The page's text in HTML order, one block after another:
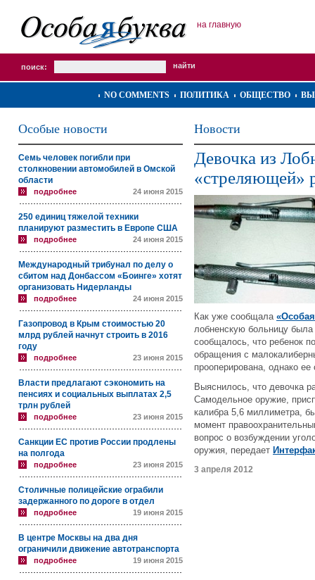
на главную
поиск:
NO COMMENTS ПОЛИТИКА ОБЩЕСТВО
Особые новости
Семь человек погибли при
столкновении автомобилей в Омской
области
подробнее 24 июня 2015
250 единиц тяжелой техники
планируют разместить в Европе США
подробнее 24 июня 2015
Международный трибунал по делу о
сбитом над Донбассом «Боинге» хотят
организовать Нидерланды
подробнее 24 июня 2015
Газопровод в Крым стоимостью 20
млрд рублей начнут строить в 2016
году
подробнее 23 июня 2015
Власти предлагают сэкономить на
пенсиях и социальных выплатах 2,5
трлн рублей
подробнее 23 июня 2015
Санкции ЕС против России продлены
на полгода
подробнее 23 июня 2015
Столичные полицейские ограбили
задержанного по дороге в отдел
подробнее 19 июня 2015
В центре Москвы на два дня
ограничили движение автотранспорта
подробнее 19 июня 2015
Новости
Девочка из
«стреляющей»
Как уже сообщала
лобненскую больницу
сообщалось, что ребенок
обращения с
прооперирована, однако
Выяснилось, что девочка
Самодельное оружие,
калибра 5,6 миллиметра,
момент
вопрос о возбуждении
оружия, передает
3 апреля 2012